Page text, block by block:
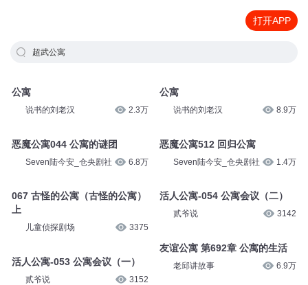
打开APP
超武公寓
公寓
说书的刘老汉 2.3万
恶魔公寓044 公寓的谜团
Seven陆今安_仓央剧社 6.8万
067 古怪的公寓（古怪的公寓）
上
儿童侦探剧场 3375
活人公寓-053 公寓会议（一）
贰爷说 3152
公寓
说书的刘老汉 8.9万
恶魔公寓512 回归公寓
Seven陆今安_仓央剧社 1.4万
活人公寓-054 公寓会议（二）
贰爷说 3142
友谊公寓 第692章 公寓的生活
老邱讲故事 6.9万